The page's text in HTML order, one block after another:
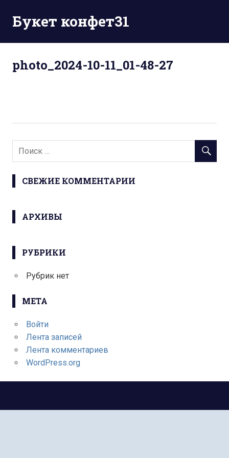
содержимому
Букет конфет31
photo_2024-10-11_01-48-27
СВЕЖИЕ КОММЕНТАРИИ
АРХИВЫ
РУБРИКИ
Рубрик нет
МЕТА
Войти
Лента записей
Лента комментариев
WordPress.org